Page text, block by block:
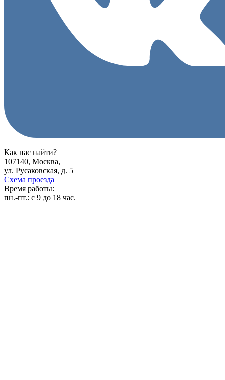
Как нас найти?
107140, Москва,
ул. Русаковская, д. 5
Схема проезда
Время работы:
пн.-пт.: с 9 до 18 час.